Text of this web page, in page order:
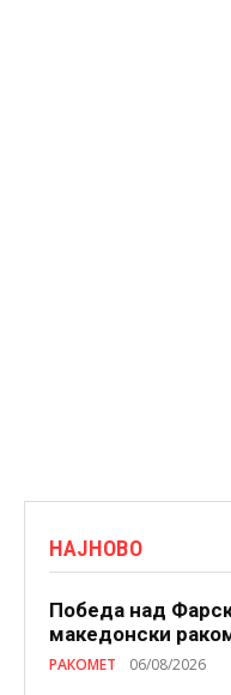
НАЈНОВО
Победа над
македонски
РАКОМЕТ 06/08/2026